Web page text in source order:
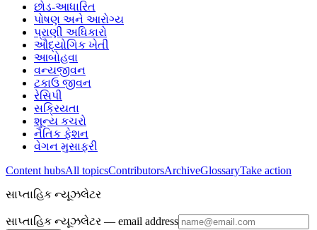
છોડ-આધારિત
પોષણ અને આરોગ્ય
પ્રાણી અધિકારો
ઔદ્યોગિક ખેતી
આબોહવા
વન્યજીવન
ટકાઉ જીવન
રેસિપી
સક્રિયતા
શૂન્ય કચરો
નૈતિક ફેશન
વેગન મુસાફરી
Content hubsAll topicsContributorsArchiveGlossaryTake action
સાપ્તાહિક ન્યૂઝલેટર
સાપ્તાહિક ન્યૂઝલેટર — email address